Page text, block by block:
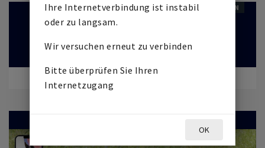
BEENDETE AUKTION
Ihre Internetverbindung ist instabil
oder zu langsam.
Wir versuchen erneut zu verbinden
Bitte überprüfen Sie Ihren
Internetzugang
OK